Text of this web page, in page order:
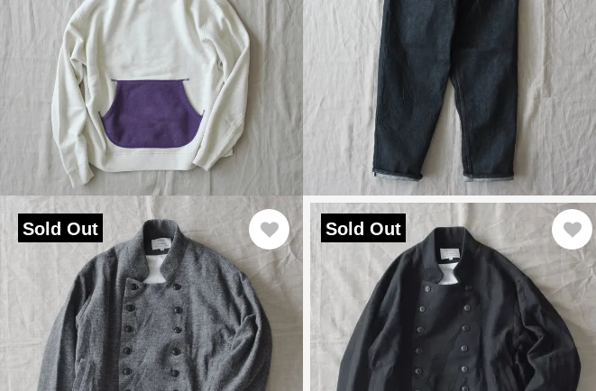
Sold Out Sold Out